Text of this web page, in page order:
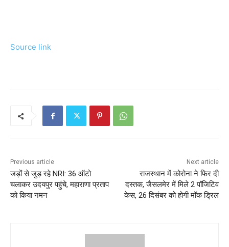
Source link
Previous article
जड़ों से जुड़ रहे NRI: 36 ऑटो
चलाकर उदयपुर पहुंचे, महाराणा प्रताप
को किया नमन
Next article
राजस्थान में कोरोना ने फिर दी
दस्तक, जैसलमेर में मिले 2 पॉजिटिव
केस, 26 दिसंबर को होगी मॉक ड्रिल